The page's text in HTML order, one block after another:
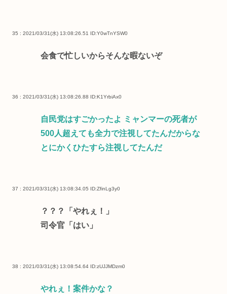
35 : 2021/03/31(水) 13:08:26.51 ID:Y0wTnYSW0
会食で忙しいからそんな暇ないぞ
36 : 2021/03/31(水) 13:08:26.88 ID:K1YrbiAx0
自民党はすごかったよ ミャンマーの死者が
500人超えても全力で注視してたんだからな
とにかくひたすら注視してたんだ
37 : 2021/03/31(水) 13:08:34.05 ID:ZfinLg3y0
？？？「やれぇ！」
司令官「はい」
38 : 2021/03/31(水) 13:08:54.64 ID:zUJJMDzm0
やれぇ！案件かな？